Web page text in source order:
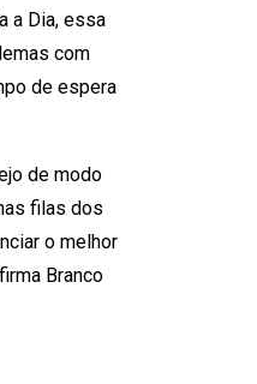
a Dia, essa
com
de espera
de modo
filas dos
o melhor
Branco